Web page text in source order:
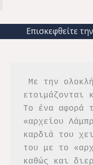
Επισκεφθείτε
Το ένα αφορά
«αρχείου
καρδιά του
του με το
καθώς και